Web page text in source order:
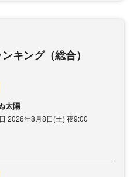
キング（総合）
太陽
2026年8月8日(土) 夜9:00